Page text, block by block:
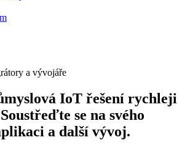
a vývojáře
IoT řešení rychleji
Soustřeďte se na svého
a další vývoj.